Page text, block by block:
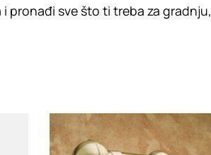
pronađi sve što ti treba za gradnju,
Loading